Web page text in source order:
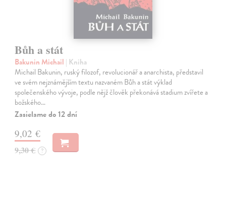
Bůh a stát
Bakunin Michail | Kniha
Michail Bakunin, ruský filozof, revolucionář a anarchista, představil
ve svém nejznámějším textu nazvaném Bůh a stát výklad
společenského vývoje, podle nějž člověk překonává stadium zvířete a
božského…
Zasielame do 12 dní
9,02 €
9,30 € ?